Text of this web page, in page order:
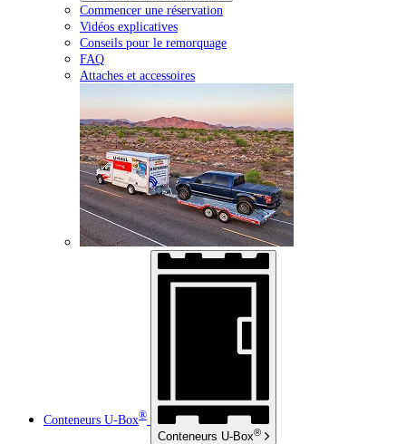
Commencer une réservation
Vidéos explicatives
Conseils pour le remorquage
FAQ
Attaches et accessoires
Conteneurs U-Box®
Conteneurs U-Box®